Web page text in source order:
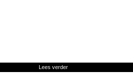
Lees verder